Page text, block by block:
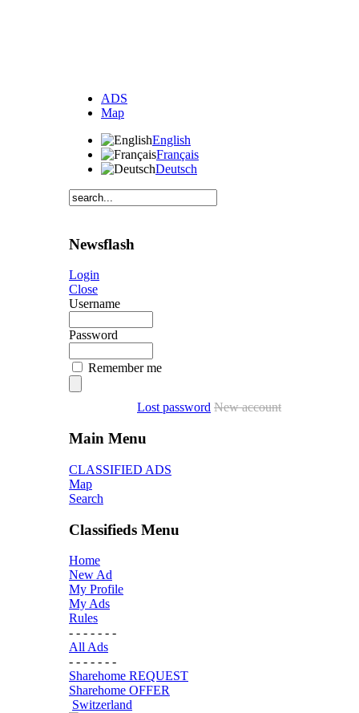
ADS
Map
English
Français
Deutsch
Newsflash
Login
Close
Username
Password
Remember me
Lost password New account
Main Menu
CLASSIFIED ADS
Map
Search
Classifieds Menu
Home
New Ad
My Profile
My Ads
Rules
- - - - - - -
All Ads
- - - - - - -
Sharehome REQUEST
Sharehome OFFER
Switzerland